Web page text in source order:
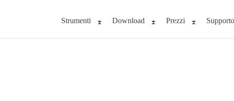
Strumenti Download Prezzi Supporto